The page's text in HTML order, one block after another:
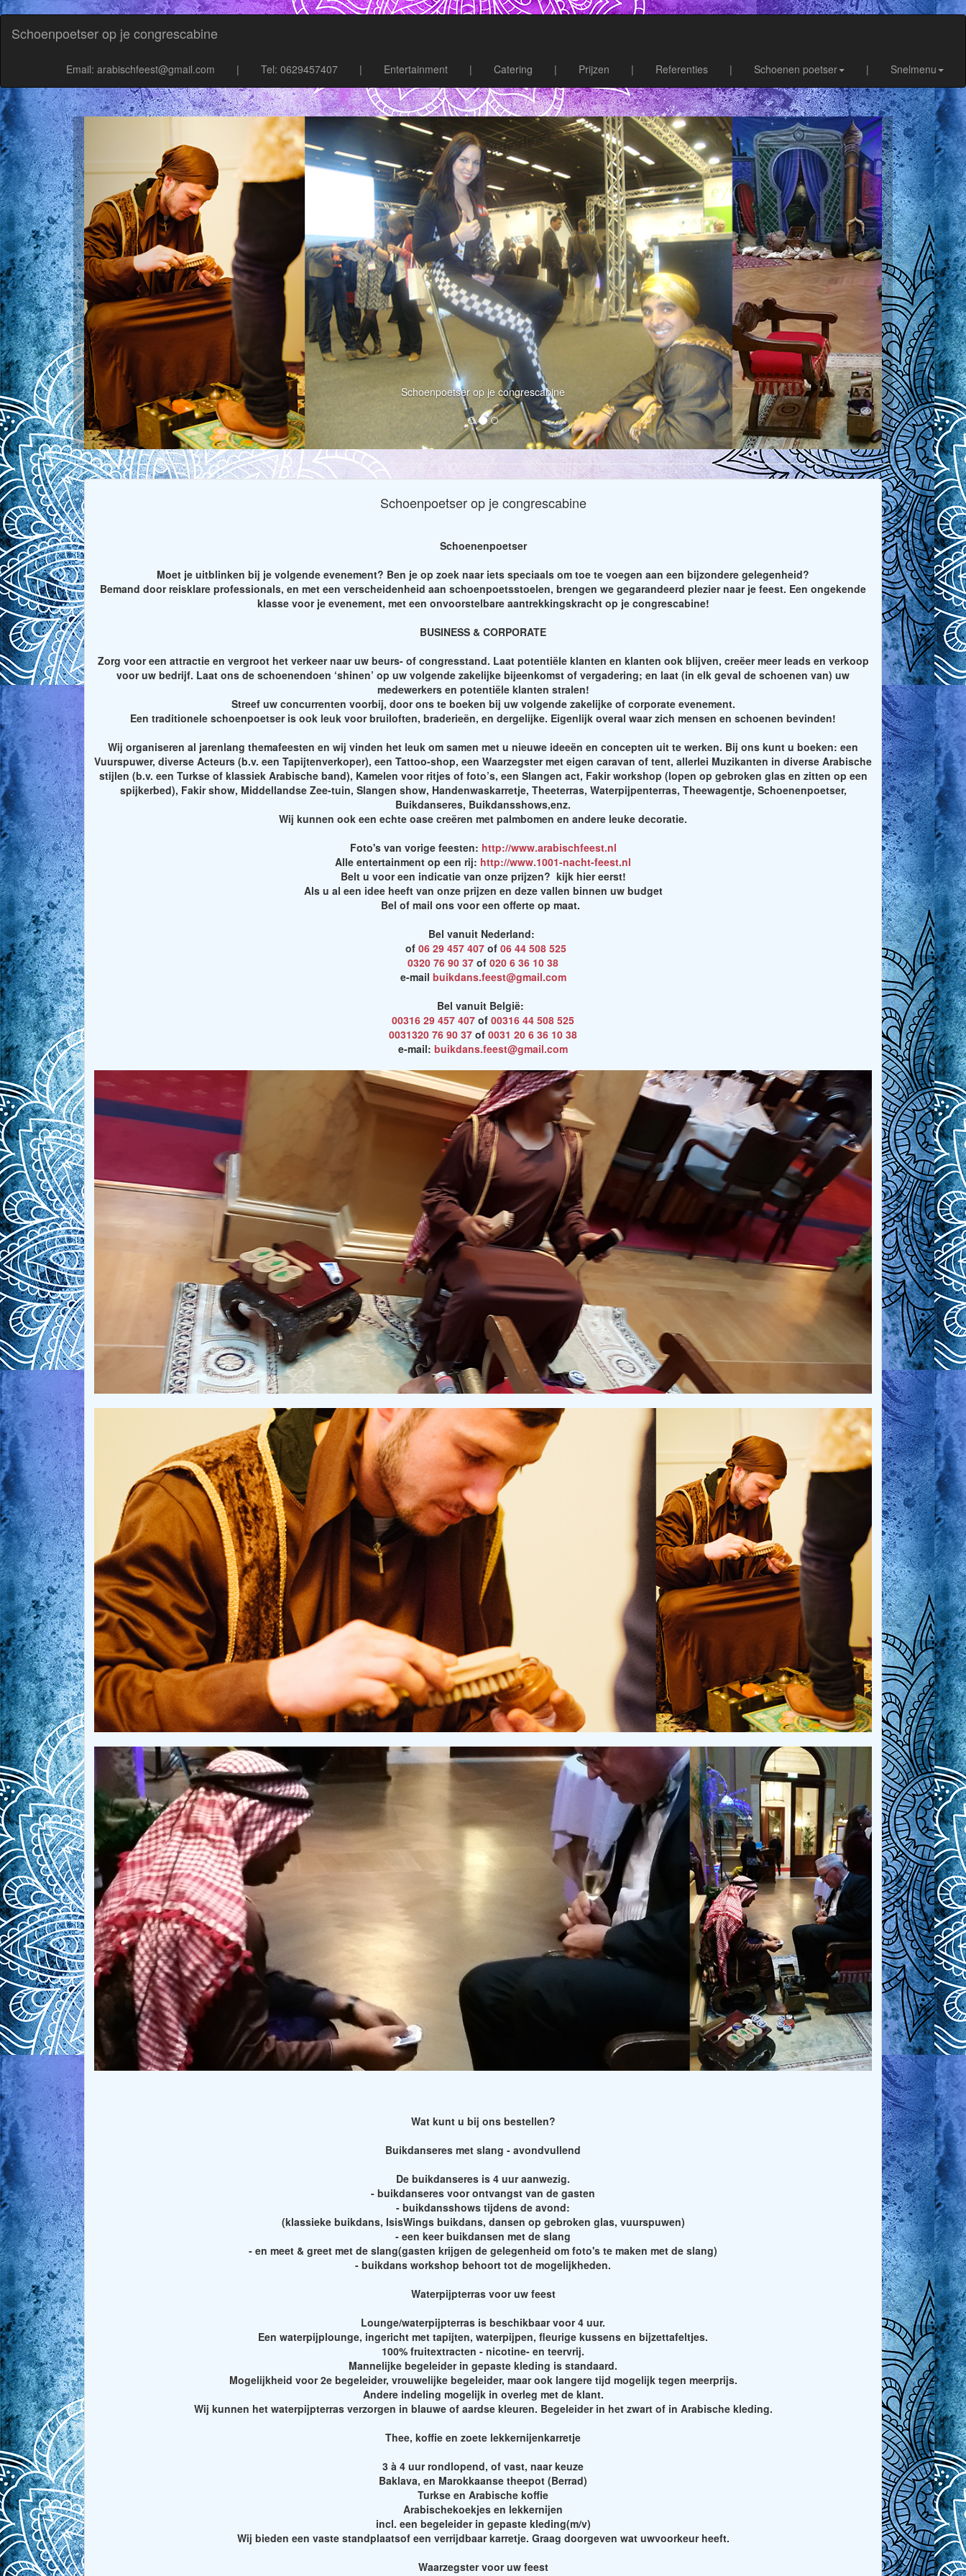
Schoenpoetser op je congrescabine
Email: arabischfeest@gmail.com | Tel: 0629457407 | Entertainment | Catering | Prijzen | Referenties | Schoenen poetser | Snelmenu
Schoenpoetser op je congrescabine
Schoenpoetser op je congrescabine
Schoenenpoetser
Moet je uitblinken bij je volgende evenement? Ben je op zoek naar iets speciaals om toe te voegen aan een bijzondere gelegenheid?
Bemand door reisklare professionals, en met een verscheidenheid aan schoenpoetsstoelen, brengen we gegarandeerd plezier naar je feest. Een ongekende
klasse voor je evenement, met een onvoorstelbare aantrekkingskracht op je congrescabine!
BUSINESS & CORPORATE
Zorg voor een attractie en vergroot het verkeer naar uw beurs- of congresstand. Laat potentiële klanten en klanten ook blijven, creëer meer leads en verkoop
voor uw bedrijf. Laat ons de schoenendoen ‘shinen’ op uw volgende zakelijke bijeenkomst of vergadering; en laat (in elk geval de schoenen van) uw
medewerkers en potentiële klanten stralen!
Streef uw concurrenten voorbij, door ons te boeken bij uw volgende zakelijke of corporate evenement.
Een traditionele schoenpoetser is ook leuk voor bruiloften, braderieën, en dergelijke. Eigenlijk overal waar zich mensen en schoenen bevinden!
Wij organiseren al jarenlang themafeesten en wij vinden het leuk om samen met u nieuwe ideeën en concepten uit te werken. Bij ons kunt u boeken: een
Vuurspuwer, diverse Acteurs (b.v. een Tapijtenverkoper), een Tattoo-shop, een Waarzegster met eigen caravan of tent, allerlei Muzikanten in diverse Arabische
stijlen (b.v. een Turkse of klassiek Arabische band), Kamelen voor ritjes of foto’s, een Slangen act, Fakir workshop (lopen op gebroken glas en zitten op een
spijkerbed), Fakir show, Middellandse Zee-tuin, Slangen show, Handenwaskarretje, Theeterras, Waterpijpenterras, Theewagentje, Schoenenpoetser,
Buikdanseres, Buikdansshows,enz.
Wij kunnen ook een echte oase creëren met palmbomen en andere leuke decoratie.
Foto's van vorige feesten: http://www.arabischfeest.nl
Alle entertainment op een rij: http://www.1001-nacht-feest.nl
Belt u voor een indicatie van onze prijzen? kijk hier eerst!
Als u al een idee heeft van onze prijzen en deze vallen binnen uw budget
Bel of mail ons voor een offerte op maat.
Bel vanuit Nederland:
of 06 29 457 407 of 06 44 508 525
0320 76 90 37 of 020 6 36 10 38
e-mail buikdans.feest@gmail.com
Bel vanuit België:
00316 29 457 407 of 00316 44 508 525
0031320 76 90 37 of 0031 20 6 36 10 38
e-mail: buikdans.feest@gmail.com
Wat kunt u bij ons bestellen?
Buikdanseres met slang - avondvullend
De buikdanseres is 4 uur aanwezig.
- buikdanseres voor ontvangst van de gasten
- buikdansshows tijdens de avond:
(klassieke buikdans, IsisWings buikdans, dansen op gebroken glas, vuurspuwen)
- een keer buikdansen met de slang
- en meet & greet met de slang(gasten krijgen de gelegenheid om foto's te maken met de slang)
- buikdans workshop behoort tot de mogelijkheden.
Waterpijpterras voor uw feest
Lounge/waterpijpterras is beschikbaar voor 4 uur.
Een waterpijplounge, ingericht met tapijten, waterpijpen, fleurige kussens en bijzettafeltjes.
100% fruitextracten - nicotine- en teervrij.
Mannelijke begeleider in gepaste kleding is standaard.
Mogelijkheid voor 2e begeleider, vrouwelijke begeleider, maar ook langere tijd mogelijk tegen meerprijs.
Andere indeling mogelijk in overleg met de klant.
Wij kunnen het waterpijpterras verzorgen in blauwe of aardse kleuren. Begeleider in het zwart of in Arabische kleding.
Thee, koffie en zoete lekkernijenkarretje
3 à 4 uur rondlopend, of vast, naar keuze
Baklava, en Marokkaanse theepot (Berrad)
Turkse en Arabische koffie
Arabischekoekjes en lekkernijen
incl. een begeleider in gepaste kleding(m/v)
Wij bieden een vaste standplaatsof een verrijdbaar karretje. Graag doorgeven wat uwvoorkeur heeft.
Waarzegster voor uw feest